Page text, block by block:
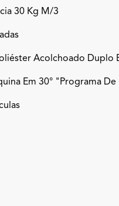
30 Kg M/3
Acolchoado Duplo
Em 30° "programa De